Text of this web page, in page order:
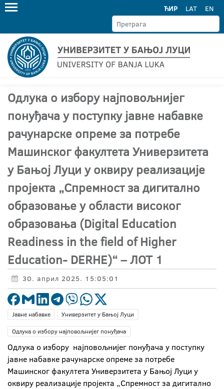
ЋИР LAT EN
Одлука о избору најповољнијег
понуђача у поступку јавне набавке
рачунарске опреме за потребе
Машинског факултета Универзитета
у Бањој Луци у оквиру реализације
пројекта „Спремност за дигитално
образовање у области високог
образовања (Digital Education
Readiness in the field of Higher
Education- DERHE)“ – ЛОТ 1
30. април 2025. 15:05:01
Јавне набавке
Универзитет у Бањој Луци
Одлука о избору најповољнијег понуђача
Одлука о избору најповољнијег понуђача у поступку
јавне набавке рачунарске опреме за потребе
Машинског факултета Универзитета у Бањој Луци у
оквиру реализације пројекта „Спремност за дигитално